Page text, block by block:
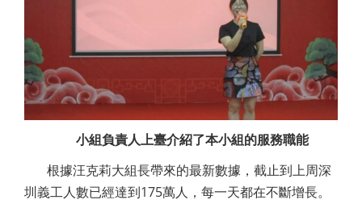
小組負責人上臺介紹了本小組的服務職能
根據汪克莉大組長帶來的最新數據，截止到上周深
圳義工人數已經達到175萬人，每一天都在不斷增長。